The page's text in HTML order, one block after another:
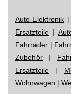
Auto-Elektronik |
Ersatzteile |
Fahrräder |
Zubehör |
Ersatzteile |
Wohnwagen |